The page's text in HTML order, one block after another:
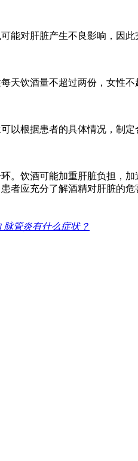
对肝脏产生不良影响，因此
饮酒量不超过两份，女性不
根据患者的具体情况，制定
饮酒可能加重肝脏负担，
者应充分了解酒精对肝脏的
脉管炎有什么症状？